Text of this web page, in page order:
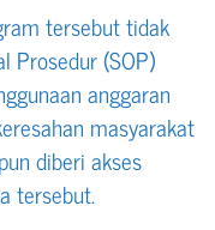
tersebut tidak
Prosedur (SOP)
anggaran
masyarakat
diberi akses
tersebut.